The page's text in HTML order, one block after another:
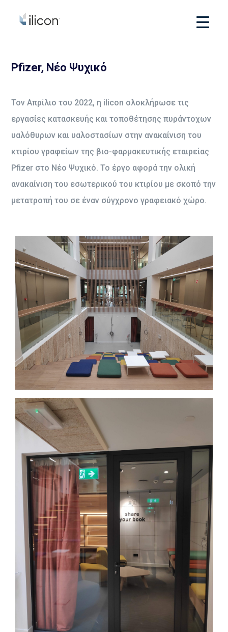
Pfizer, Νέο Ψυχικό
Τον Απρίλιο του 2022, η ilicon ολοκλήρωσε τις
εργασίες κατασκευής και τοποθέτησης πυράντοχων
υαλόθυρων και υαλοστασίων στην ανακαίνιση του
κτιρίου γραφείων της βιο-φαρμακευτικής εταιρείας
Pfizer στο Νέο Ψυχικό. Το έργο αφορά την ολική
ανακαίνιση του εσωτερικού του κτιρίου με σκοπό την
μετατροπή του σε έναν σύγχρονο γραφειακό χώρο.